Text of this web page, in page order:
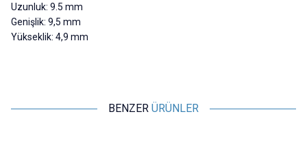
Uzunluk: 9.5 mm
Genişlik: 9,5 mm
Yükseklik: 4,9 mm
BENZER ÜRÜNLER